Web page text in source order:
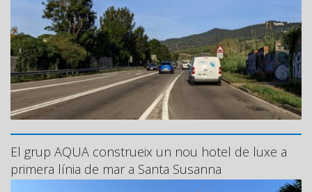
El grup AQUA construeix un nou hotel de luxe a
primera línia de mar a Santa Susanna